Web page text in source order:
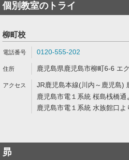
個別教室のトライ
柳町校
0120-555-202
鹿児島県鹿児島市柳町6-6 エ
JR鹿児島本線(川内～鹿児島)
鹿児島市電１系統 桜島桟橋
鹿児島市電１系統 水族館口
昴